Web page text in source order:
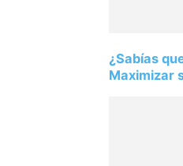
¿Sabías
Maximizar